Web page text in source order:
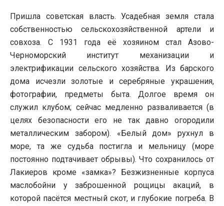
Пришла советская власть. Усадебная земля стала
собственностью сельскохозяйственной артели и
совхоза. С 1931 года её хозяином стал Азово-
Черноморский институт механизации и
электрификации сельского хозяйства. Из барского
дома исчезли золотые и серебряные украшения,
фотографии, предметы быта. Долгое время он
служил клубом; сейчас медленно разваливается (в
целях безопасности его не так давно огородили
металлическим забором). «Белый дом» рухнул в
море, та же судьба постигла и мельницу (море
постоянно подтачивает обрывы). Что сохранилось от
Лакиеров кроме «замка»? Безжизненные корпуса
маслобойни у заброшенной рощицы акаций, в
которой пасётся местный скот, и глубокие погреба. В